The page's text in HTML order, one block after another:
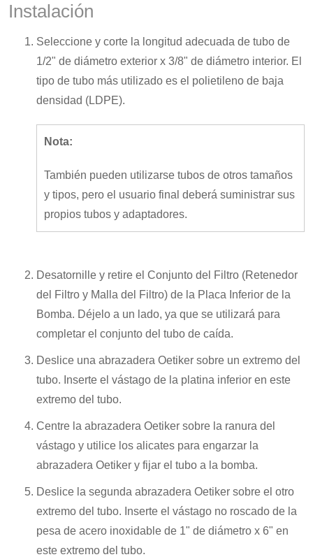
Instalación
Seleccione y corte la longitud adecuada de tubo de
1/2" de diámetro exterior x 3/8" de diámetro interior. El
tipo de tubo más utilizado es el polietileno de baja
densidad (LDPE).
Nota:
También pueden utilizarse tubos de otros tamaños
y tipos, pero el usuario final deberá suministrar sus
propios tubos y adaptadores.
Desatornille y retire el Conjunto del Filtro (Retenedor
del Filtro y Malla del Filtro) de la Placa Inferior de la
Bomba. Déjelo a un lado, ya que se utilizará para
completar el conjunto del tubo de caída.
Deslice una abrazadera Oetiker sobre un extremo del
tubo. Inserte el vástago de la platina inferior en este
extremo del tubo.
Centre la abrazadera Oetiker sobre la ranura del
vástago y utilice los alicates para engarzar la
abrazadera Oetiker y fijar el tubo a la bomba.
Deslice la segunda abrazadera Oetiker sobre el otro
extremo del tubo. Inserte el vástago no roscado de la
pesa de acero inoxidable de 1" de diámetro x 6" en
este extremo del tubo.